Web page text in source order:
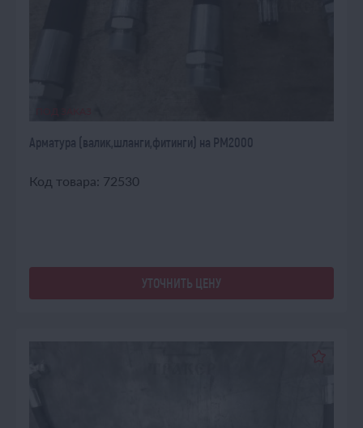
ПОД ЗАКАЗ
Арматура (валик,шланги,фитинги) на PM2000
Код товара: 72530
УТОЧНИТЬ ЦЕНУ